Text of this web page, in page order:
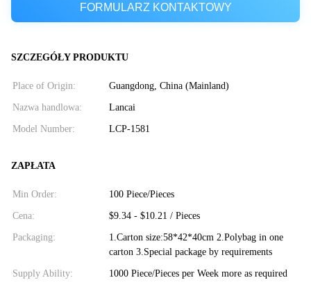
FORMULARZ KONTAKTOWY
SZCZEGÓŁY PRODUKTU
Place of Origin: Guangdong, China (Mainland)
Nazwa handlowa: Lancai
Model Number: LCP-1581
ZAPŁATA
Min Order: 100 Piece/Pieces
Cena: $9.34 - $10.21 / Pieces
Packaging:
1.Carton size:58*42*40cm 2.Polybag in one
carton 3.Special package by requirements
Supply Ability: 1000 Piece/Pieces per Week more as required